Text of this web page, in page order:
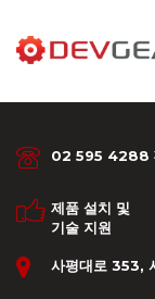
02 595 4288
제품 설치 및
기술 지원
사평대로 353,